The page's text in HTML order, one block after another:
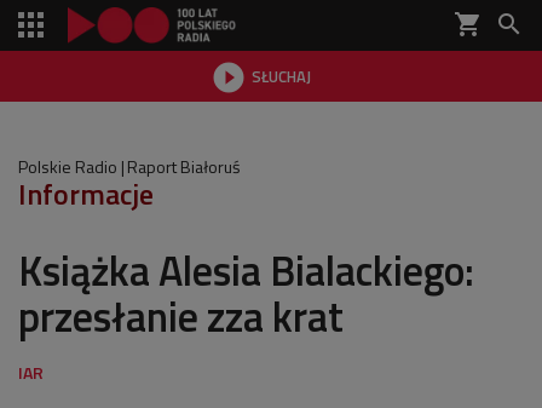
shopping_cart 
 SŁUCHAJ

Polskie Radio Raport Białoruś
Informacje
Książka Alesia Bialackiego:
przesłanie zza krat